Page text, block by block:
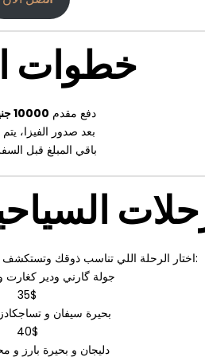
خطوات
دفع مقدم 00001
بعد صدور الفيزا،
باقي المبلغ قبل
اختار الرحلة اللي تناسب ذوقك وتستكشف جمال أرمينيا الطبيعي والتاريخي:
جولة گارني ودير كغارت
35$
بحيرة سيفان و
40$
دليجان و بحيرة بارز و